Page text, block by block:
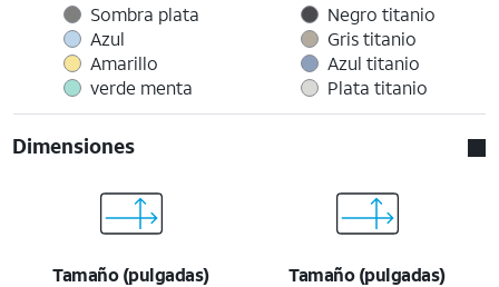
Sombra plata
Azul
Amarillo
verde menta
Negro titanio
Gris titanio
Azul titanio
Plata titanio
Dimensiones
Tamaño (pulgadas)
Tamaño (pulgadas)